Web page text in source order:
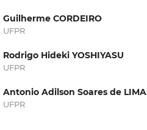
Guilherme CORDEIRO
UFPR
Rodrigo Hideki YOSHIYASU
UFPR
Antonio Adilson Soares de LIMA
UFPR